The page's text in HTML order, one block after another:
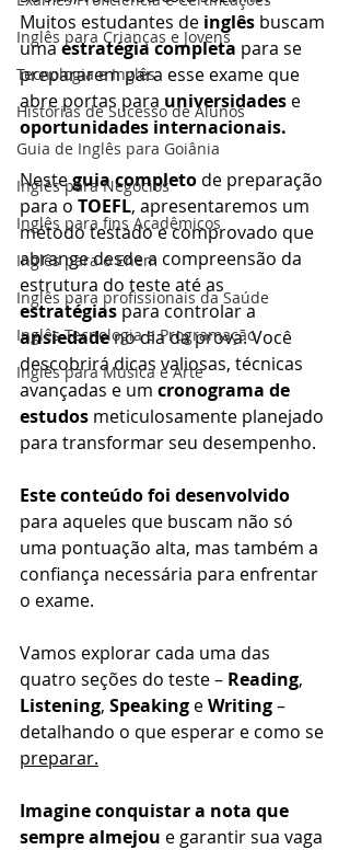
Inglês para Crianças e Jovens
Tecnologia e Inglês
Histórias de Sucesso de Alunos
Guia de Inglês para Goiânia
Inglês para Negócios
Inglês para fins Acadêmicos
Inglês para o Enem
Inglês para profissionais da Saúde
Inglês Tecnologia e Programação
Inglês para Música e Arte
Muitos estudantes de inglês buscam
uma estratégia completa para se
prepararem para esse exame que
abre portas para universidades e
oportunidades internacionais.
Neste guia completo de preparação
para o TOEFL, apresentaremos um
método testado e comprovado que
abrange desde a compreensão da
estrutura do teste até as
estratégias para controlar a
ansiedade no dia da prova. Você
descobrirá dicas valiosas, técnicas
avançadas e um cronograma de
estudos meticulosamente planejado
para transformar seu desempenho.
Este conteúdo foi desenvolvido
para aqueles que buscam não só
uma pontuação alta, mas também a
confiança necessária para enfrentar
o exame.
Vamos explorar cada uma das
quatro seções do teste – Reading,
Listening, Speaking e Writing –
detalhando o que esperar e como se
preparar.
Imagine conquistar a nota que
sempre almejou e garantir sua vaga